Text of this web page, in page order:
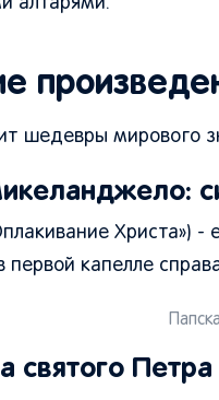
алтарями.
шедевры мирового
Христа»)
первой капелле
святого